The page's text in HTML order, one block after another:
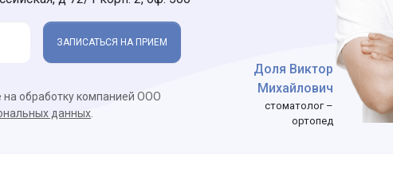
ЗАПИСАТЬСЯ НА ПРИЕМ
на обработку компанией ООО
данных
Доля Виктор
Михайлович
стоматолог –
ортопед